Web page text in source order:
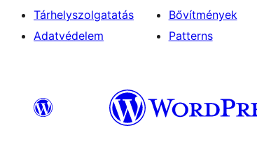
Tárhelyszolgatatás
Adatvédelem
Bővítmények
Patterns